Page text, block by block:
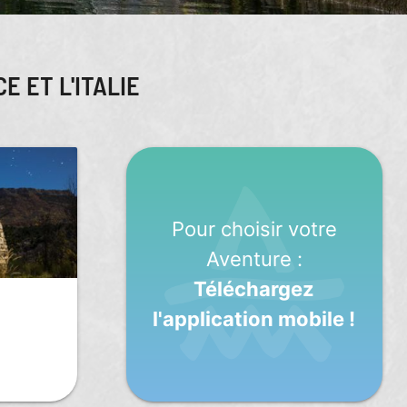
ET L'ITALIE
Pour choisir votre
Aventure :
Téléchargez
l'application mobile !